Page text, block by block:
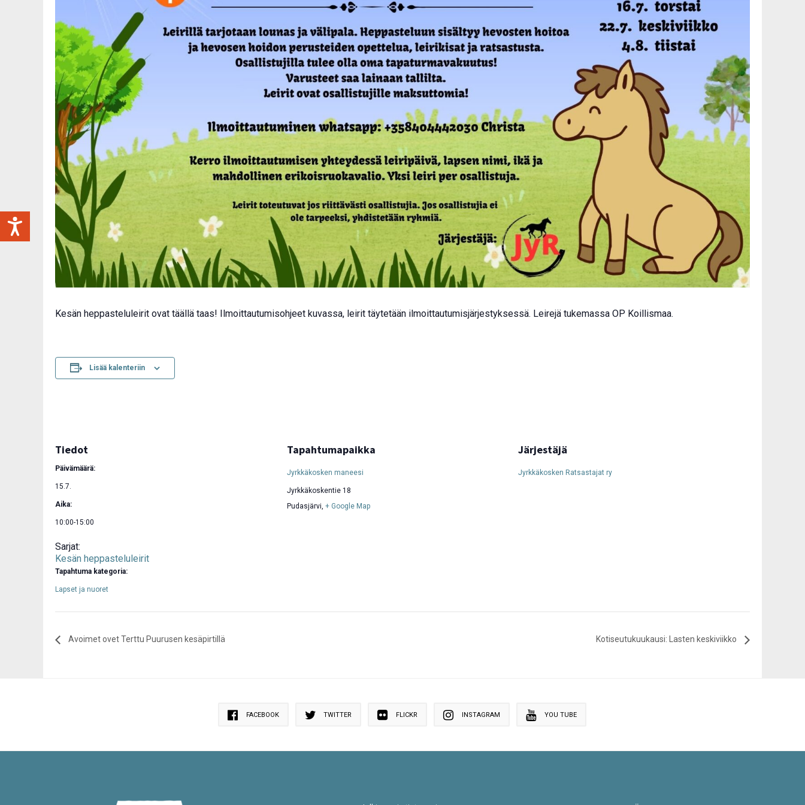
Kesän heppasteluleirit ovat täällä taas! Ilmoittautumisohjeet kuvassa, leirit täytetään ilmoittautumisjärjestyksessä. Leirejä tukemassa OP Koillismaa.
Lisää kalenteriin
Tiedot
Päivämäärä:
15.7.
Aika:
10:00-15:00
Sarjat:
Kesän heppasteluleirit
Tapahtuma kategoria:
Lapset ja nuoret
Tapahtumapaikka
Jyrkkäkosken maneesi
Jyrkkäkoskentie 18
Pudasjärvi, + Google Map
Järjestäjä
Jyrkkäkosken Ratsastajat ry
Avoimet ovet Terttu Puurusen kesäpirtillä Kotiseutukuukausi: Lasten keskiviikko
FACEBOOK TWITTER FLICKR INSTAGRAM YOU TUBE